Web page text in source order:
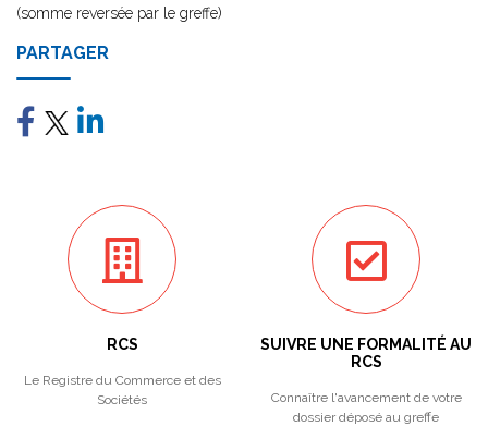
(somme reversée par le greffe)
PARTAGER
RCS
Le Registre du Commerce et des
Sociétés
SUIVRE UNE FORMALITÉ AU
RCS
Connaître l'avancement de votre
dossier déposé au greffe